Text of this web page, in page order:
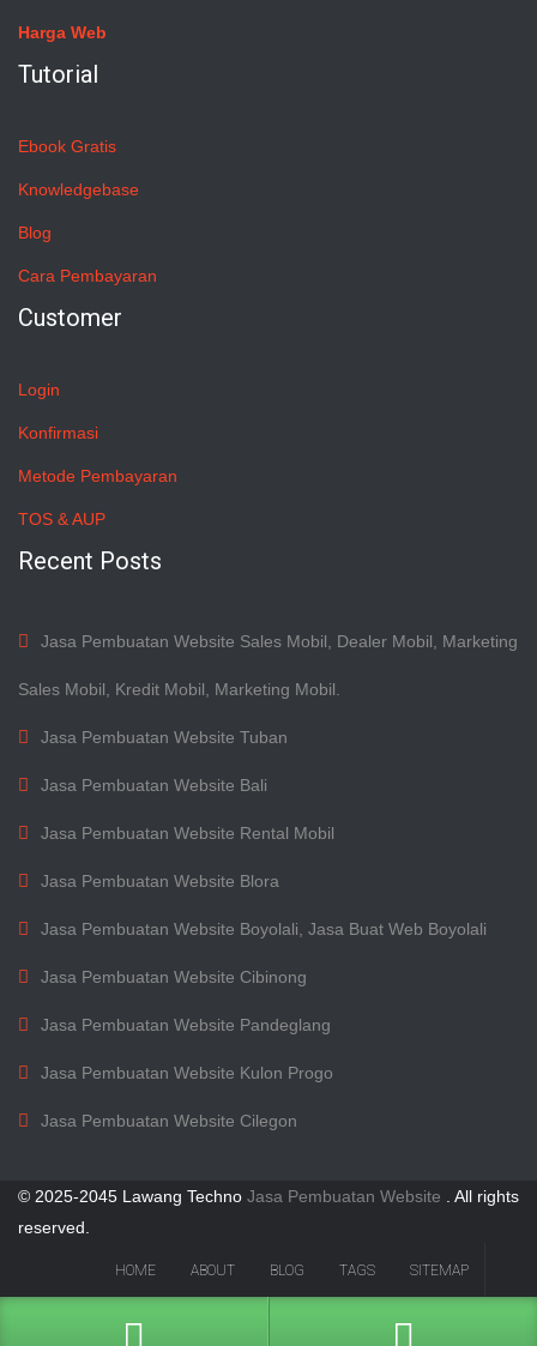
Harga Web
Tutorial
Ebook Gratis
Knowledgebase
Blog
Cara Pembayaran
Customer
Login
Konfirmasi
Metode Pembayaran
TOS & AUP
Recent Posts
Jasa Pembuatan Website Sales Mobil, Dealer Mobil, Marketing
Sales Mobil, Kredit Mobil, Marketing Mobil.
Jasa Pembuatan Website Tuban
Jasa Pembuatan Website Bali
Jasa Pembuatan Website Rental Mobil
Jasa Pembuatan Website Blora
Jasa Pembuatan Website Boyolali, Jasa Buat Web Boyolali
Jasa Pembuatan Website Cibinong
Jasa Pembuatan Website Pandeglang
Jasa Pembuatan Website Kulon Progo
Jasa Pembuatan Website Cilegon
© 2025-2045 Lawang Techno Jasa Pembuatan Website
. All rights
reserved.
HOME ABOUT BLOG TAGS SITEMAP